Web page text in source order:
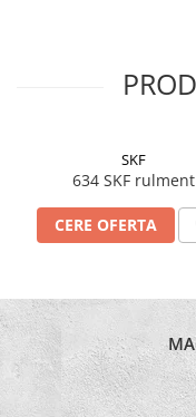
SKF
634 SKF rulment
CERE OFERTA